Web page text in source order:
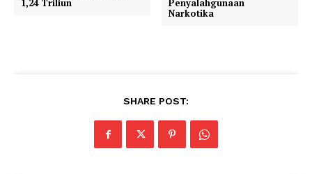
1,24 Triliun
Penyalahgunaan
Narkotika
SHARE POST: